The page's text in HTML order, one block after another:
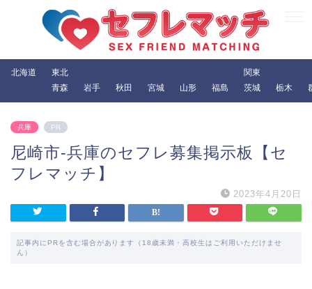
北海道
東北
青森
岩手 秋田 宮城 山形 福島
関東
茨城
栃木
兵庫 PR
尼崎市-兵庫のセフレ募集掲示板【セ
フレマッチ】
2023年4月20日
記事内にPRを含む場合があります（18歳未満・高校生はご利用いただけませ
ん）